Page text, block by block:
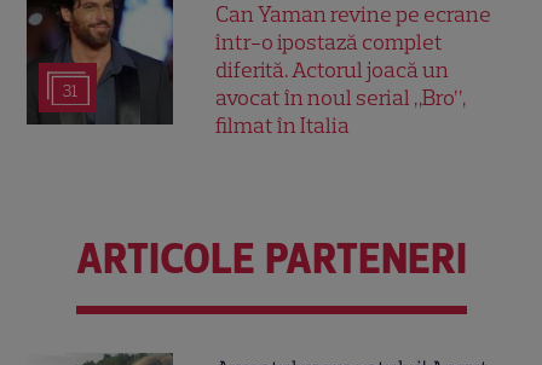
31
Can Yaman revine pe ecrane
într-o ipostază complet
diferită. Actorul joacă un
avocat în noul serial „Bro”,
filmat în Italia
ARTICOLE PARTENERI